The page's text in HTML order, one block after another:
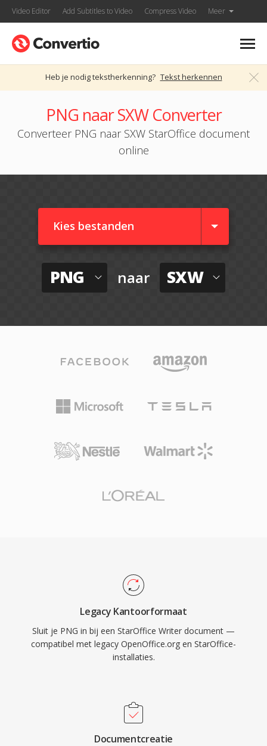
Video Editor Add Subtitles to Video Compress Video Meer
Heb je nodig tekstherkenning? Tekst herkennen
PNG naar SXW Converter
Converteer PNG naar SXW StarOffice document
online
Kies bestanden
PNG naar SXW
Legacy Kantoorformaat
Sluit je PNG in bij een StarOffice Writer document —
compatibel met legacy OpenOffice.org en StarOffice-
installaties.
Documentcreatie